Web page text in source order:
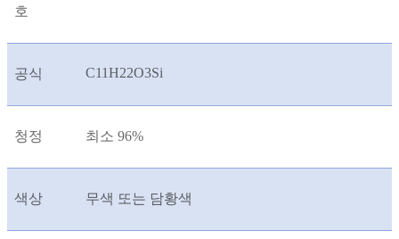
호
공식 C11H22O3Si
청정 최소 96%
색상 무색 또는 담황색